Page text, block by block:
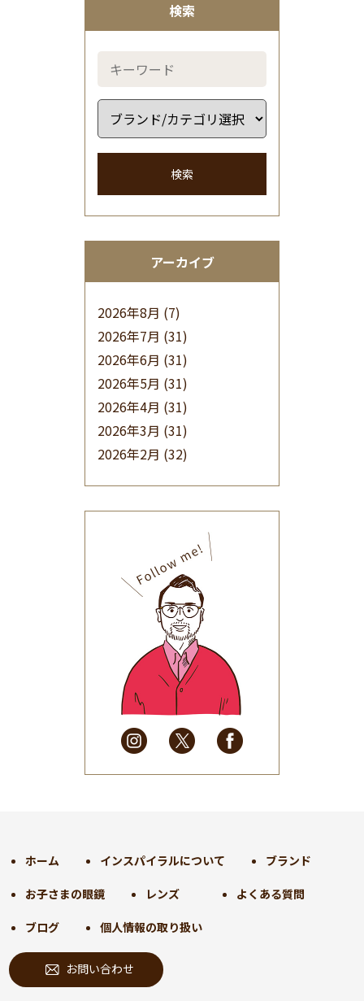
検索
検索
アーカイブ
2026年8月 (7)
2026年7月 (31)
2026年6月 (31)
2026年5月 (31)
2026年4月 (31)
2026年3月 (31)
2026年2月 (32)
(32)
2025年9月(30)
2025年8月(31)
2025年7月(37)
2025年6月(48)
2025年5月
(41)
2025年4月
(32)
2025年3月(31)
2025年2月
(28)
2025年1月
(34)
2024年9月(30)
2024年7月(31)
2024年6月(30)
2024年5月
2024年4月 (32)
ホーム インスパイラルについて ブランド
お子さまの眼鏡 レンズ よくある質問
ブログ 個人情報の取り扱い
お問い合わせ